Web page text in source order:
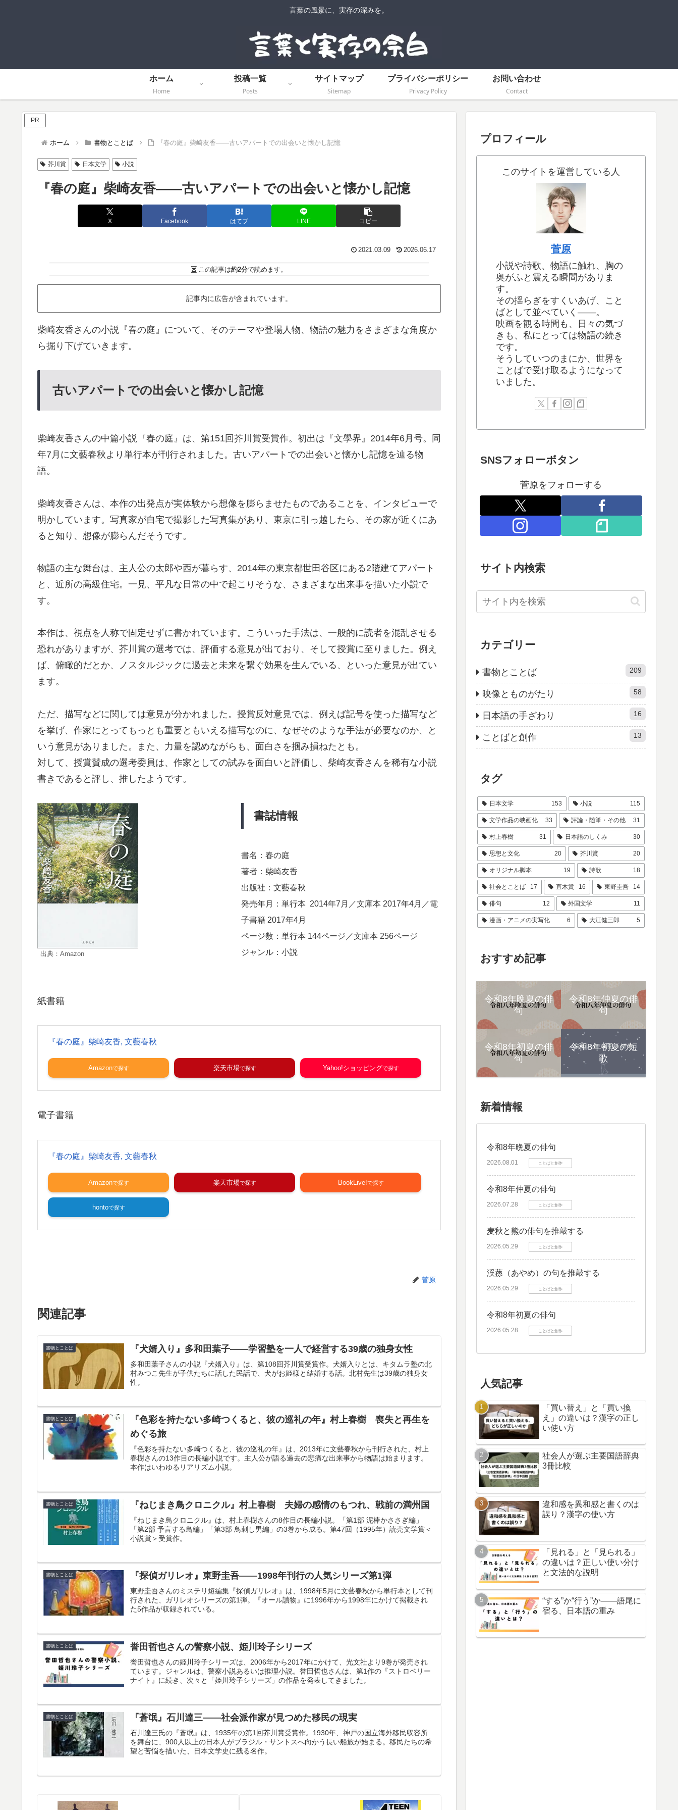
言葉の風景に、実存の深みを。
ホーム
Home
投稿一覧
Posts
サイトマップ
Sitemap
プライバシーポリシー
Privacy Policy
お問い合わせ
Contact
PR
ホーム 書物とことば 『春の庭』柴崎友香――古いアパートでの出会いと懐かし記憶
芥川賞 日本文学 小説
『春の庭』柴崎友香――古いアパートでの出会いと懐かし記憶
X Facebook はてブ LINE コピー
2021.03.09 2026.06.17
この記事は約2分で読めます。
記事内に広告が含まれています。
柴崎友香さんの小説『春の庭』について、そのテーマや登場人物、物語の魅力をさまざまな角度か
ら掘り下げていきます。
古いアパートでの出会いと懐かし記憶
柴崎友香さんの中篇小説『春の庭』は、第151回芥川賞受賞作。初出は『文學界』2014年6月号。同
年7月に文藝春秋より単行本が刊行されました。古いアパートでの出会いと懐かし記憶を辿る物
語。
柴崎友香さんは、本作の出発点が実体験から想像を膨らませたものであることを、インタビューで
明かしています。写真家が自宅で撮影した写真集があり、東京に引っ越したら、その家が近くにあ
ると知り、想像が膨らんだそうです。
物語の主な舞台は、主人公の太郎や西が暮らす、2014年の東京都世田谷区にある2階建てアパート
と、近所の高級住宅。一見、平凡な日常の中で起こりそうな、さまざまな出来事を描いた小説で
す。
本作は、視点を人称で固定せずに書かれています。こういった手法は、一般的に読者を混乱させる
恐れがありますが、芥川賞の選考では、評価する意見が出ており、そして授賞に至りました。例え
ば、俯瞰的だとか、ノスタルジックに過去と未来を繋ぐ効果を生んでいる、といった意見が出てい
ます。
ただ、描写などに関しては意見が分かれました。授賞反対意見では、例えば記号を使った描写など
を挙げ、作家にとってもっとも重要ともいえる描写なのに、なぜそのような手法が必要なのか、と
いう意見がありました。また、力量を認めながらも、面白さを掴み損ねたとも。
対して、授賞賛成の選考委員は、作家としての試みを面白いと評価し、柴崎友香さんを稀有な小説
書きであると評し、推したようです。
出典：Amazon
書誌情報
書名：春の庭
著者：柴崎友香
出版社：文藝春秋
発売年月：単行本 2014年7月／文庫本 2017年4月／電
子書籍 2017年4月
ページ数：単行本 144ページ／文庫本 256ページ
ジャンル：小説
紙書籍
『春の庭』柴崎友香, 文藝春秋
Amazon 楽天市場 Yahoo!ショッピング
電子書籍
『春の庭』柴崎友香, 文藝春秋
Amazon 楽天市場 BookLive!
honto
菅原
関連記事
書物とことば 『犬婿入り』多和田葉子――学習塾を一人で経営する39歳の独身女性
多和田葉子さんの小説『犬婿入り』は、第108回芥川賞受賞作。犬婿入りとは、キタムラ塾の北
村みつこ先生が子供たちに話した民話で、犬がお姫様と結婚する話。北村先生は39歳の独身女
性。
書物とことば
『色彩を持たない多崎つくると、彼の巡礼の年』村上春樹 喪失と再生を
めぐる旅
『色彩を持たない多崎つくると、彼の巡礼の年』は、2013年に文藝春秋から刊行された、村上
春樹さんの13作目の長編小説です。主人公が語る過去の悲痛な出来事から物語は始まります。
本作はいわゆるリアリズム小説。
書物とことば 『ねじまき鳥クロニクル』村上春樹 夫婦の感情のもつれ、戦前の満州国
『ねじまき鳥クロニクル』は、村上春樹さんの8作目の長編小説。「第1部 泥棒かささぎ編」
「第2部 予言する鳥編」「第3部 鳥刺し男編」の3巻から成る。第47回（1995年）読売文学賞＜
小説賞＞受賞作。
書物とことば 『探偵ガリレオ』東野圭吾――1998年刊行の人気シリーズ第1弾
東野圭吾さんのミステリ短編集『探偵ガリレオ』は、1998年5月に文藝春秋から単行本として刊
行された、ガリレオシリーズの第1弾。『オール讀物』に1996年から1998年にかけて掲載され
た5作品が収録されている。
書物とことば 誉田哲也さんの警察小説、姫川玲子シリーズ
誉田哲也さんの姫川玲子シリーズは、2006年から2017年にかけて、光文社より9巻が発売され
ています。ジャンルは、警察小説あるいは推理小説。誉田哲也さんは、第1作の『ストロベリー
ナイト』に続き、次々と「姫川玲子シリーズ」の作品を発表してきました。
書物とことば 『蒼氓』石川達三――社会派作家が見つめた移民の現実
石川達三氏の『蒼氓』は、1935年の第1回芥川賞受賞作。1930年、神戸の国立海外移民収容所
を舞台に、900人以上の日本人がブラジル・サントスへ向かう長い船旅が始まる。移民たちの希
望と苦悩を描いた、日本文学史に残る名作。
プロフィール
このサイトを運営している人
菅原
小説や詩歌、物語に触れ、胸の
奥がふと震える瞬間がありま
す。
その揺らぎをすくいあげ、こと
ばとして並べていく――。
映画を観る時間も、日々の気づ
きも、私にとっては物語の続き
です。
そうしていつのまにか、世界を
ことばで受け取るようになって
いました。
SNSフォローボタン
菅原をフォローする
サイト内検索
カテゴリー
書物とことば 209
映像とものがたり 58
日本語の手ざわり 16
ことばと創作 13
タグ
日本文学 153 小説 115
文学作品の映画化 33 評論・随筆・その他 31
村上春樹 31 日本語のしくみ 30
思想と文化 20 芥川賞 20
オリジナル脚本 19 詩歌 18
社会とことば 17 直木賞 16 東野圭吾 14
俳句 12 外国文学 11
漫画・アニメの実写化 6 大江健三郎 5
おすすめ記事
令和8年晩夏の俳
句
令和8年仲夏の俳
句
令和8年初夏の俳
句
令和8年初夏の短
歌
新着情報
令和8年晩夏の俳句
2026.08.01 ことばと創作
令和8年仲夏の俳句
2026.07.28 ことばと創作
麦秋と熊の俳句を推敲する
2026.05.29 ことばと創作
渓蓀（あやめ）の句を推敲する
2026.05.29 ことばと創作
令和8年初夏の俳句
2026.05.28 ことばと創作
人気記事
「買い替え」と「買い換
え」の違いは？漢字の正し
い使い方
社会人が選ぶ主要国語辞典
3冊比較
違和感を異和感と書くのは
誤り？漢字の使い方
「見れる」と「見られる」
の違いは？正しい使い分け
と文法的な説明
“する”か“行う”か――語尾に
宿る、日本語の重み